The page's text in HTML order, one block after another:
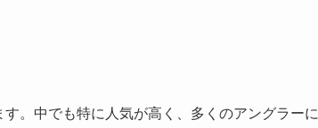
。中でも特に人気が高く、多くのアングラーに